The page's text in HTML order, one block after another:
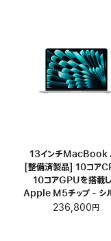
13インチMacBook
[整備済製品] 10コア
10コアGPUを搭載
Apple M5チップ - シ
236,800円